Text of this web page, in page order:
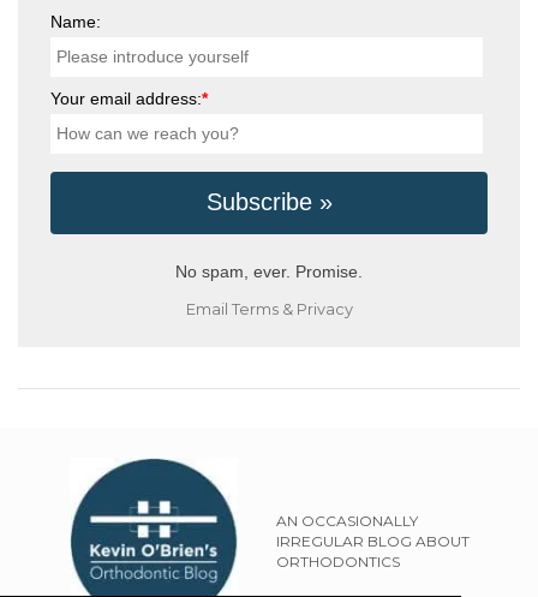
Name:
Your email address:*
No spam, ever. Promise.
Email Terms& Privacy
AN OCCASIONALLY
IRREGULAR BLOG ABOUT
ORTHODONTICS